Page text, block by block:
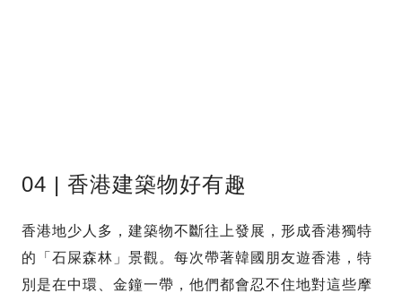
04 | 香港建築物好有趣
香港地少人多，建築物不斷往上發展，形成香港獨特
的「石屎森林」景觀。每次帶著韓國朋友遊香港，特
別是在中環、金鐘一帶，他們都會忍不住地對這些摩